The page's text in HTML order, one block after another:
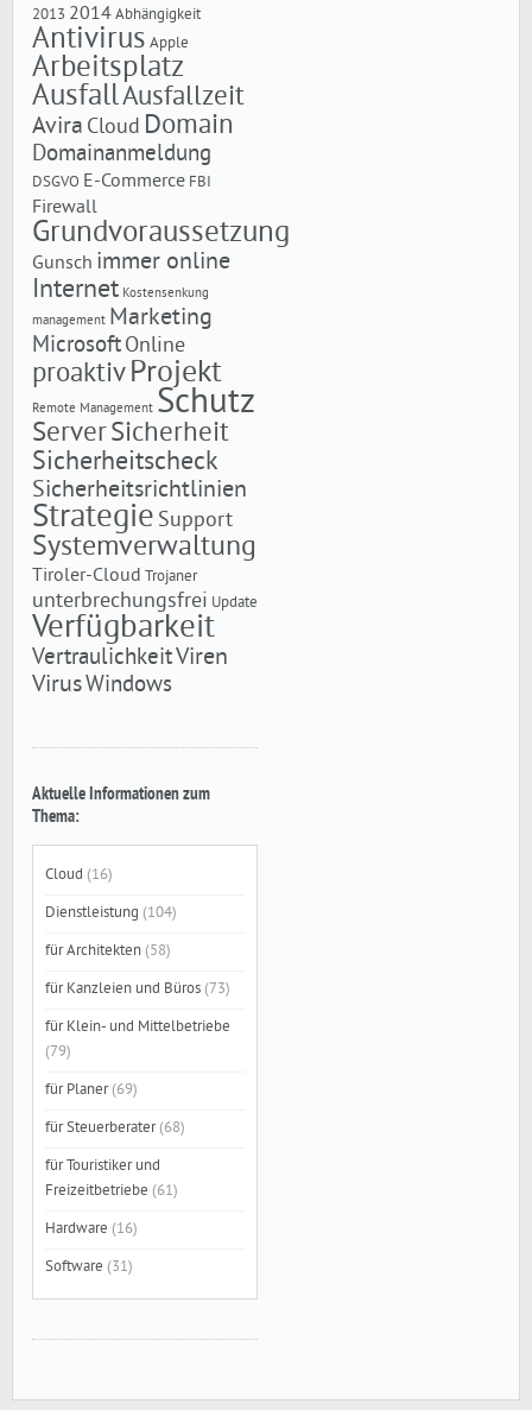
2013 2014 Abhängigkeit
Antivirus Apple
Arbeitsplatz
AusfallAusfallzeit
Avira Cloud Domain
Domainanmeldung
DSGVO E-Commerce FBI
Firewall
Grundvoraussetzung
Gunsch immer online
Internet Kostensenkung
management Marketing
Microsoft Online
proaktivProjekt
Remote Management Schutz
ServerSicherheit
Sicherheitscheck
Sicherheitsrichtlinien
Strategie Support
Systemverwaltung
Tiroler-Cloud Trojaner
unterbrechungsfrei Update
Verfügbarkeit
VertraulichkeitViren
VirusWindows
Aktuelle Informationen zum
Thema:
Cloud (16)
Dienstleistung (104)
für Architekten(58)
für Kanzleien und Büros(73)
für Klein- und Mittelbetriebe
(79)
für Planer(69)
für Steuerberater(68)
für Touristiker und
Freizeitbetriebe (61)
Hardware (16)
Software (31)